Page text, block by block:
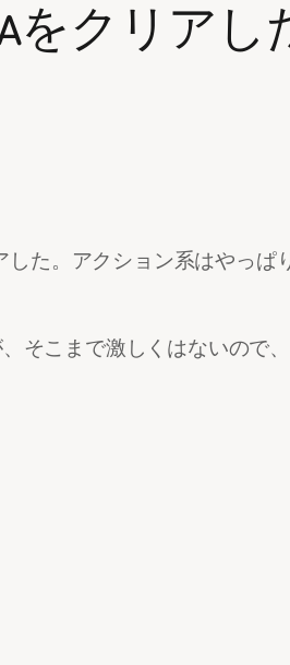
ZAをクリアし
した。アクション系はやっ
そこまで激しくはないの